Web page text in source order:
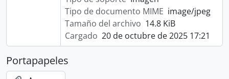
Tipo de documento MIME image/jpeg
Tamaño del archivo 14.8 KiB
Cargado 20 de octubre de 2025 17:21
Portapapeles